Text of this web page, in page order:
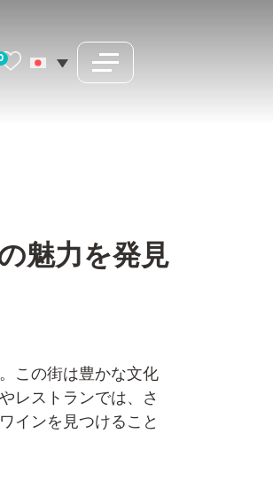
魅力を発見
この街は豊かな文化
レストランでは、さ
インを見つけること